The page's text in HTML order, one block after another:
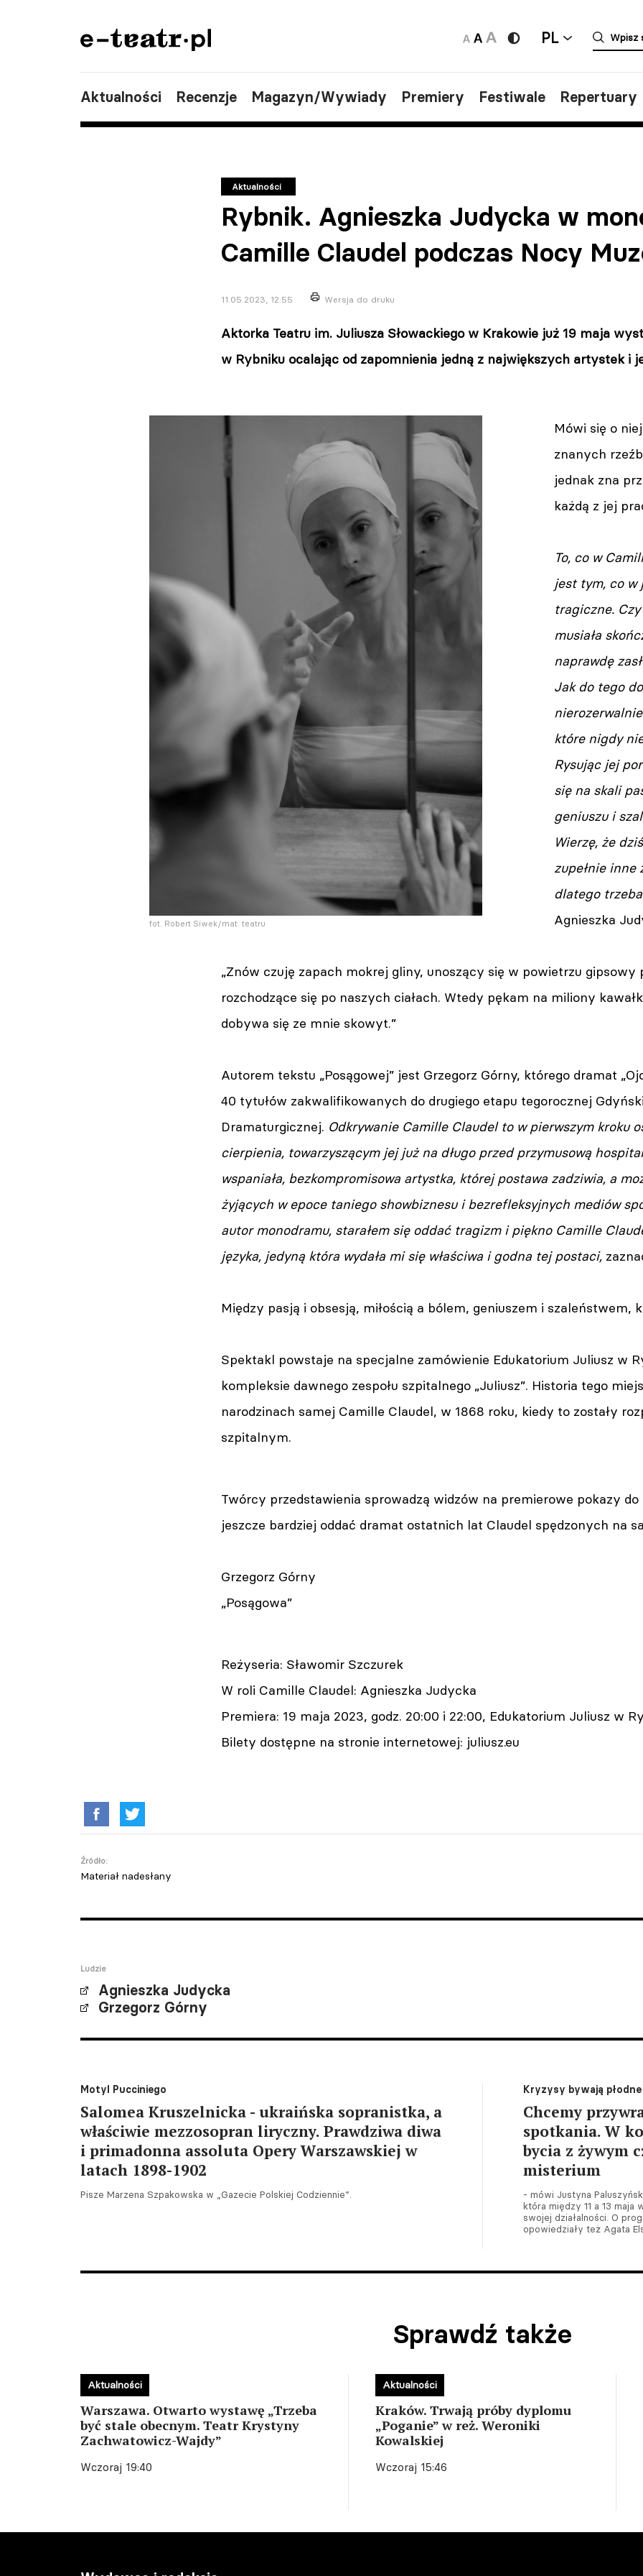
PL
Aktualności Recenzje Magazyn/Wywiady Premiery Festiwale Repertuary
Aktualności
Rybnik. Agnieszka Judycka w
Camille Claudel podczas Nocy
11.05.2023, 12:55 Wersja do druku
Aktorka Teatru im. Juliusza Słowackiego w Krakowie już 19 maja
w Rybniku ocalając od zapomnienia jedną z największych artystek i
fot. Robert Siwek/mat. teatru
Mówi się o
znanych
jednak zna
każdą z jej
To, co w
jest tym, co
tragiczne.
musiała
naprawdę
Jak do tego
które nigdy
Rysując jej
się na skali
geniuszu i
Wierzę, że
zupełnie inne
dlatego
Agnieszka
„Znów czuję zapach mokrej gliny, unoszący się w powietrzu gipsowy
rozchodzące się po naszych ciałach. Wtedy pękam na miliony
dobywa się ze mnie skowyt.”
Autorem tekstu „Posągowej” jest Grzegorz Górny, którego dramat
40 tytułów zakwalifikowanych do drugiego etapu tegorocznej
Dramaturgicznej. Odkrywanie Camille Claudel to w pierwszym kroku
cierpienia, towarzyszącym jej już na długo przed przymusową
wspaniała, bezkompromisowa artystka, której postawa zadziwia, a
żyjących w epoce taniego showbiznesu i bezrefleksyjnych mediów
autor monodramu, starałem się oddać tragizm i piękno Camille
języka, jedyną która wydała mi się właściwa i godna tej postaci,
Między pasją i obsesją, miłością a bólem, geniuszem i szaleństwem,
Spektakl powstaje na specjalne zamówienie Edukatorium Juliusz w
kompleksie dawnego zespołu szpitalnego „Juliusz”. Historia tego
narodzinach samej Camille Claudel, w 1868 roku, kiedy to zostały
szpitalnym.
Twórcy przedstawienia sprowadzą widzów na premierowe pokazy
jeszcze bardziej oddać dramat ostatnich lat Claudel spędzonych na
Grzegorz Górny
„Posągowa”
Reżyseria: Sławomir Szczurek
W roli Camille Claudel: Agnieszka Judycka
Premiera: 19 maja 2023, godz. 20:00 i 22:00, Edukatorium Juliusz w
Bilety dostępne na stronie internetowej: juliusz.eu
Źródło:
Materiał nadesłany
Ludzie
Agnieszka Judycka
Grzegorz Górny
Motyl Pucciniego
Salomea Kruszelnicka - ukraińska sopranistka, a
właściwie mezzosopran liryczny. Prawdziwa diwa
i primadonna assoluta Opery Warszawskiej w
latach 1898-1902
Pisze Marzena Szpakowska w „Gazecie Polskiej Codziennie”.
Kryzysy bywają płodne
Chcemy
spotkania. W
bycia z żywym
misterium
- mówi Justyna
która między 11 a 13 maja
swojej działalności. O
opowiedziały też Agata
Sprawdź także
Warszawa. Otwarto wystawę „Trzeba
być stale obecnym. Teatr Krystyny
Zachwatowicz-Wajdy”
Wczoraj 19:40
Aktualności
Kraków. Trwają próby dyplomu
„Poganie” w reż. Weroniki
Kowalskiej
Wczoraj 15:46
Aktualności